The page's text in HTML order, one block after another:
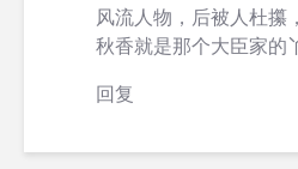
风流人物，后被人杜攥
秋香就是那个大臣家的
回复